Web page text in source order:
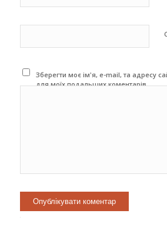
Зберегти моє ім'я, e-mail, та адресу
для моїх подальших коментарів.